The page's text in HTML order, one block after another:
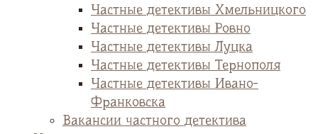
Частные детективы Хмельницкого
Частные детективы Ровно
Частные детективы Луцка
Частные детективы Тернополя
Частные детективы Ивано-
Франковска
Вакансии частного детектива